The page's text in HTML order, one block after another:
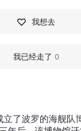
了波罗的海舰队
我想去
我已经走了 0